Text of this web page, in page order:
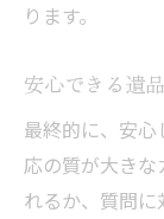
ります。
安心できる遺
最終的に、安
応の質が大きな
れるか、質問